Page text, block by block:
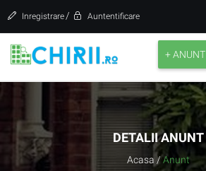
Inregistrare / Auntentificare
+ ANUNT
DETALII ANUNT
Acasa / Anunt